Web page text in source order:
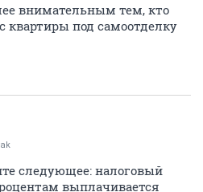
внимательным тем, кто
квартиры под самоотделку
следующее: налоговый
выплачивается